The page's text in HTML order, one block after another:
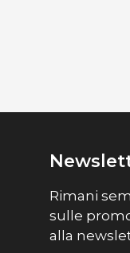
Rimani
sulle
alla